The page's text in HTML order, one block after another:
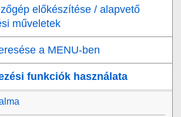
előkészítése / alapvető
műveletek
a MENU-ben
funkciók használata